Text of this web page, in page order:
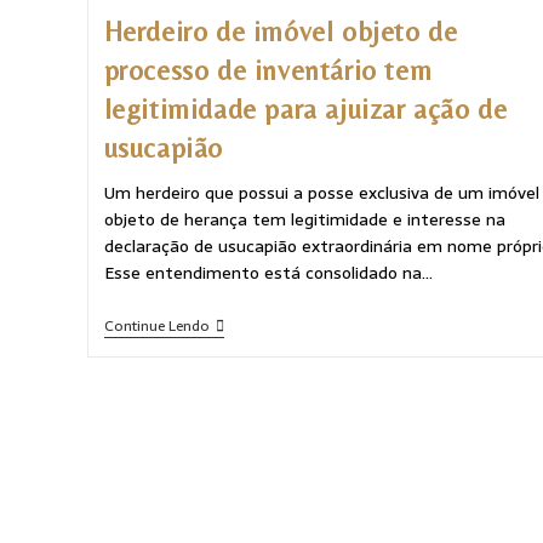
Herdeiro de imóvel objeto de
processo de inventário tem
legitimidade para ajuizar ação de
usucapião
Um herdeiro que possui a posse exclusiva de um imóvel
objeto de herança tem legitimidade e interesse na
declaração de usucapião extraordinária em nome
Esse entendimento está consolidado na…
Continue Lendo